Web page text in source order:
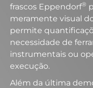
frascos Eppendorf®
meramente visual
permite
necessidade de
instrumentais ou
execução.
Além da última